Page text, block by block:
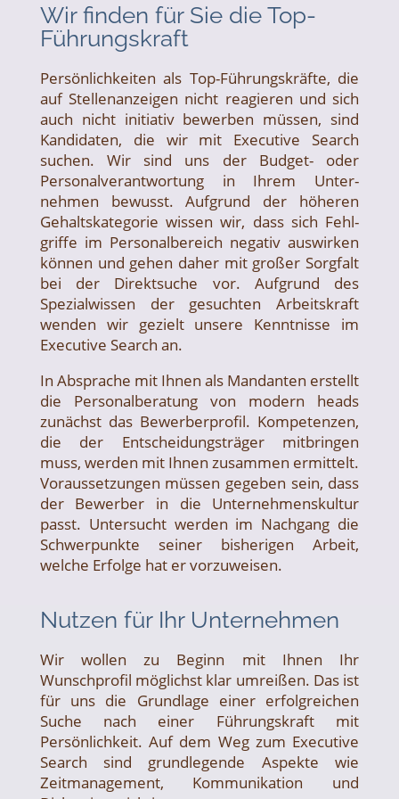
Wir finden für Sie die Top-
Führungskraft
Persönlichkeiten als Top-Führungskräfte, die
auf Stellenanzeigen nicht reagieren und sich
auch nicht initiativ bewerben müssen, sind
Kandidaten, die wir mit Executive Search
suchen. Wir sind uns der Budget- oder
Personalverantwortung in Ihrem Unter­
nehmen bewusst. Aufgrund der höheren
Gehalts­kategorie wissen wir, dass sich Fehl­
griffe im Personal­bereich negativ auswirken
können und gehen daher mit großer Sorgfalt
bei der Direktsuche vor. Aufgrund des
Spezial­wissen der gesuchten Arbeits­kraft
wenden wir gezielt unsere Kenntnisse im
Executive Search an.
In Absprache mit Ihnen als Mandanten erstellt
die Personal­beratung von modern heads
zunächst das Bewerber­profil. Kompetenzen,
die der Entscheidungs­träger mitbringen
muss, werden mit Ihnen zusammen ermittelt.
Voraus­setzungen müssen gegeben sein, dass
der Bewerber in die Unternehmens­kultur
passt. Untersucht werden im Nachgang die
Schwer­punkte seiner bisherigen Arbeit,
welche Erfolge hat er vorzuweisen.
Nutzen für Ihr Unternehmen
Wir wollen zu Beginn mit Ihnen Ihr
Wunschprofil möglichst klar umreißen. Das ist
für uns die Grundlage einer erfolgreichen
Suche nach einer Führungskraft mit
Persönlichkeit. Auf dem Weg zum Executive
Search sind grundlegende Aspekte wie
Zeitmanagement, Kommunikation und